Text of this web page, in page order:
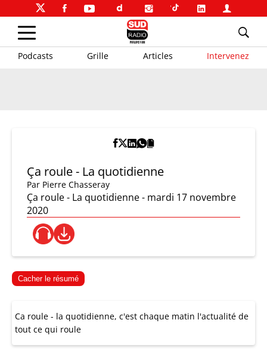
Podcasts Grille Articles Intervenez
Ça roule - La quotidienne
Par Pierre Chasseray
Ça roule - La quotidienne - mardi 17 novembre
2020
Cacher le résumé
Ca roule - la quotidienne, c'est chaque matin l'actualité de
tout ce qui roule